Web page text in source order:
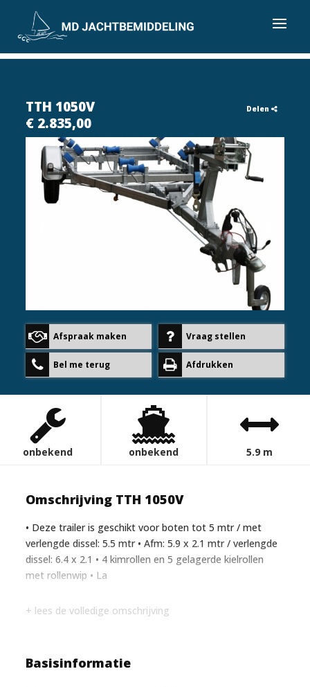
TTH 1050V Delen
€ 2.835,00
Afspraak maken Vraag stellen
Bel me terug Afdrukken
onbekend onbekend 5.9 m
Omschrijving TTH 1050V
• Deze trailer is geschikt voor boten tot 5 mtr / met
verlengde dissel: 5.5 mtr • Afm: 5.9 x 2.1 mtr / verlengde
dissel: 6.4 x 2.1 • 4 kimrollen en 5 gelagerde kielrollen
met rollenwip • La
+ lees de volledige omschrijving
Basisinformatie